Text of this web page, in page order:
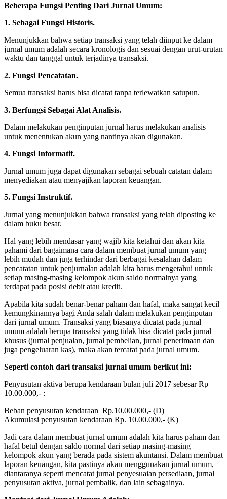
Beberapa Fungsi Penting Dari Jurnal Umum:
1. Sebagai Fungsi Historis.
Menunjukkan bahwa setiap transaksi yang telah diinput ke dalam
jurnal umum adalah secara kronologis dan sesuai dengan urut-urutan
waktu dan tanggal untuk terjadinya transaksi.
2. Fungsi Pencatatan.
Semua transaksi harus bisa dicatat tanpa terlewatkan satupun.
3. Berfungsi Sebagai Alat Analisis.
Dalam melakukan penginputan jurnal harus melakukan analisis
untuk menentukan akun yang nantinya akan digunakan.
4. Fungsi Informatif.
Jurnal umum juga dapat digunakan sebagai sebuah catatan dalam
menyediakan atau menyajikan laporan keuangan.
5. Fungsi Instruktif.
Jurnal yang menunjukkan bahwa transaksi yang telah diposting ke
dalam buku besar.
Hal yang lebih mendasar yang wajib kita ketahui dan akan kita
pahami dari bagaimana cara dalam membuat jurnal umum yang
lebih mudah dan juga terhindar dari berbagai kesalahan dalam
pencatatan untuk penjurnalan adalah kita harus mengetahui untuk
setiap masing-masing kelompok akun saldo normalnya yang
terdapat pada posisi debit atau kredit.
Apabila kita sudah benar-benar paham dan hafal, maka sangat kecil
kemungkinannya bagi Anda salah dalam melakukan penginputan
dari jurnal umum. Transaksi yang biasanya dicatat pada jurnal
umum adalah berupa transaksi yang tidak bisa dicatat pada jurnal
khusus (jurnal penjualan, jurnal pembelian, jurnal penerimaan dan
juga pengeluaran kas), maka akan tercatat pada jurnal umum.
Seperti contoh dari transaksi jurnal umum berikut ini:
Penyusutan aktiva berupa kendaraan bulan juli 2017 sebesar Rp
10.00.000,- :
Beban penyusutan kendaraan Rp.10.00.000,- (D)
Akumulasi penyusutan kendaraan Rp. 10.00.000,- (K)
Jadi cara dalam membuat jurnal umum adalah kita harus paham dan
hafal betul dengan saldo normal dari setiap masing-masing
kelompok akun yang berada pada sistem akuntansi. Dalam membuat
laporan keuangan, kita pastinya akan menggunakan jurnal umum,
diantaranya seperti mencatat jurnal penyesuaian persediaan, jurnal
penyusutan aktiva, jurnal pembalik, dan lain sebagainya.